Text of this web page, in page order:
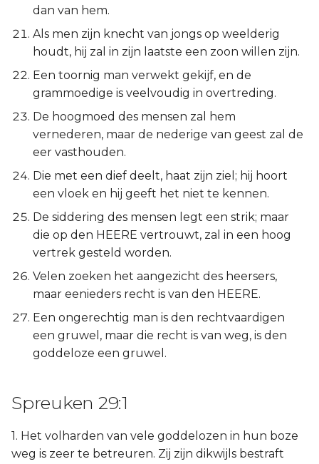
dan van hem.
Als men zijn knecht van jongs op weelderig
houdt, hij zal in zijn laatste een zoon willen zijn.
Een toornig man verwekt gekijf, en de
grammoedige is veelvoudig in overtreding.
De hoogmoed des mensen zal hem
vernederen, maar de nederige van geest zal de
eer vasthouden.
Die met een dief deelt, haat zijn ziel; hij hoort
een vloek en hij geeft het niet te kennen.
De siddering des mensen legt een strik; maar
die op den HEERE vertrouwt, zal in een hoog
vertrek gesteld worden.
Velen zoeken het aangezicht des heersers,
maar eenieders recht is van den HEERE.
Een ongerechtig man is den rechtvaardigen
een gruwel, maar die recht is van weg, is den
goddeloze een gruwel.
Spreuken 29:1
1. Het volharden van vele goddelozen in hun boze
weg is zeer te betreuren. Zij zijn dikwijls bestraft